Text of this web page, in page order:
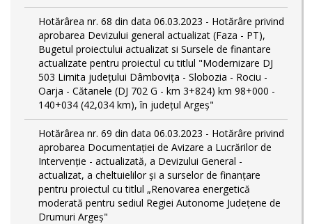
Hotărârea nr. 68 din data 06.03.2023 - Hotărâre privind
aprobarea Devizului general actualizat (Faza - PT),
Bugetul proiectului actualizat si Sursele de finantare
actualizate pentru proiectul cu titlul "Modernizare DJ
503 Limita județului Dâmbovița - Slobozia - Rociu -
Oarja - Cătanele (DJ 702 G - km 3+824) km 98+000 -
140+034 (42,034 km), în județul Argeș"
Hotărârea nr. 69 din data 06.03.2023 - Hotărâre privind
aprobarea Documentației de Avizare a Lucrărilor de
Intervenție - actualizată, a Devizului General -
actualizat, a cheltuielilor și a surselor de finanțare
pentru proiectul cu titlul „Renovarea energetică
moderată pentru sediul Regiei Autonome Județene de
Drumuri Argeș"